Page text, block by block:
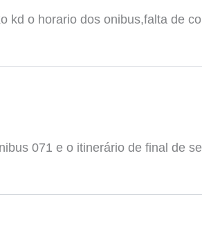
kd o horario dos onibus,falta de
071 e o itinerário de final de